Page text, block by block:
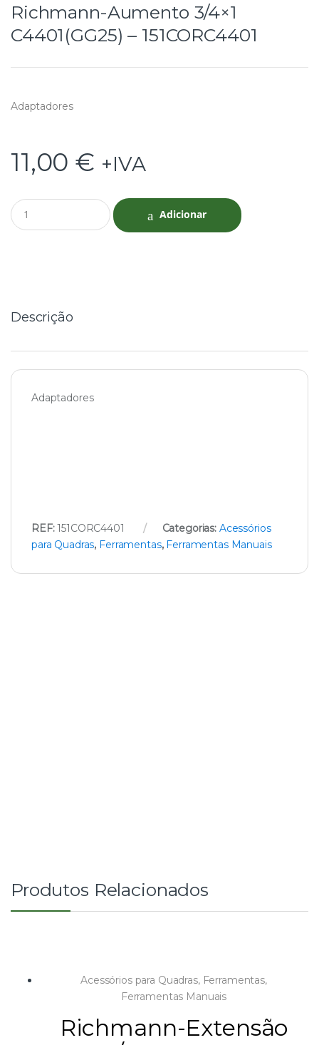
Richmann-Aumento 3/4×1
C4401(GG25) – 151CORC4401
Adaptadores
11,00 € +IVA
Q
u
Adicionar
Descrição
Adaptadores
REF:151CORC4401 Categorias: Acessórios
para Quadras, Ferramentas, Ferramentas Manuais
Produtos Relacionados
Acessórios para Quadras, Ferramentas,
Ferramentas Manuais
Richmann-Extensão